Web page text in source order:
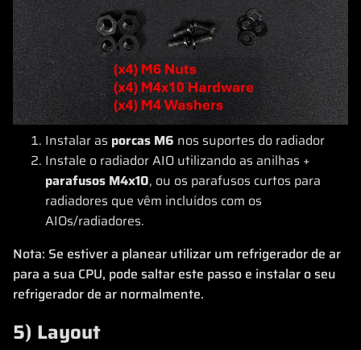
Instalar as porcas M6 nos suportes do radiador
Instale o radiador AIO utilizando as anilhas +
parafusos M4x10, ou os parafusos curtos para
radiadores que vêm incluídos com os
AIOs/radiadores.
Nota: Se estiver a planear utilizar um refrigerador de ar
para a sua CPU, pode saltar este passo e instalar o seu
refrigerador de ar normalmente.
5) Layout